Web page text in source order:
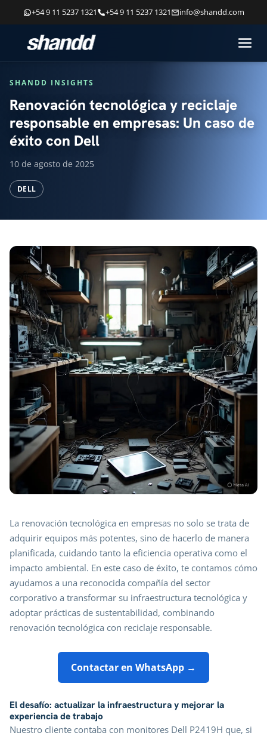
+54 9 11 5237 1321 +54 9 11 5237 1321 info@shandd.com
SHANDD INSIGHTS
Renovación tecnológica y reciclaje
responsable en empresas: Un caso de
éxito con Dell
10 de agosto de 2025
DELL
La renovación tecnológica en empresas no solo se trata de
adquirir equipos más potentes, sino de hacerlo de manera
planificada, cuidando tanto la eficiencia operativa como el
impacto ambiental. En este caso de éxito, te contamos cómo
ayudamos a una reconocida compañía del sector
corporativo a transformar su infraestructura tecnológica y
adoptar prácticas de sustentabilidad, combinando
renovación tecnológica con reciclaje responsable.
Contactar en WhatsApp →
El desafío: actualizar la infraestructura y mejorar la
experiencia de trabajo
Nuestro cliente contaba con monitores Dell P2419H que, si